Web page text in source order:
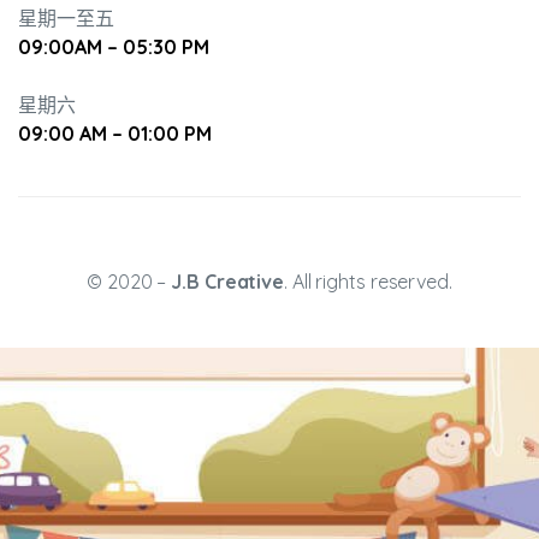
星期一至五
09:00AM – 05:30 PM
星期六
09:00 AM – 01:00 PM
© 2020 – J.B Creative. All rights reserved.